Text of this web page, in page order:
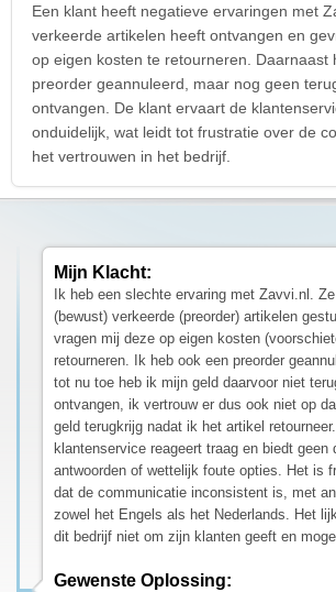
Een klant heeft negatieve ervaringen met
verkeerde artikelen heeft ontvangen en
op eigen kosten te retourneren. Daarnaast
preorder geannuleerd, maar nog geen
ontvangen. De klant ervaart de
onduidelijk, wat leidt tot frustratie over de
het vertrouwen in het bedrijf.
Mijn Klacht:
Ik heb een slechte ervaring met Zavvi.nl.
(bewust) verkeerde (preorder) artikelen
vragen mij deze op eigen kosten
retourneren. Ik heb ook een preorder
tot nu toe heb ik mijn geld daarvoor niet
ontvangen, ik vertrouw er dus ook niet op
geld terugkrijg nadat ik het artikel
klantenservice reageert traag en biedt geen
antwoorden of wettelijk foute opties. Het is
dat de communicatie inconsistent is, met
zowel het Engels als het Nederlands. Het
dit bedrijf niet om zijn klanten geeft en
Gewenste Oplossing: